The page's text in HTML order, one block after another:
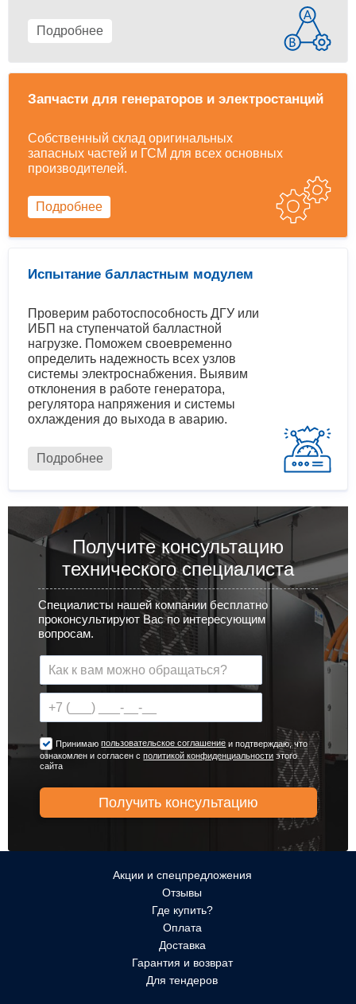
Подробнее
Запчасти для генераторов и электростанций
Собственный склад оригинальных
запасных частей и ГСМ для всех основных
производителей.
Подробнее
Испытание балластным модулем
Проверим работоспособность ДГУ или
ИБП на ступенчатой балластной
нагрузке. Поможем своевременно
определить надежность всех узлов
системы электроснабжения. Выявим
отклонения в работе генератора,
регулятора напряжения и системы
охлаждения до выхода в аварию.
Подробнее
Получите консультацию
технического специалиста
Специалисты нашей компании бесплатно
проконсультируют Вас по интересующим
вопросам.
Принимаюпользовательское соглашение и подтверждаю, что
ознакомлен и согласен сполитикой конфиденциальности этого
сайта
Акции и спецпредложения
Отзывы
Где купить?
Оплата
Доставка
Гарантия и возврат
Для тендеров